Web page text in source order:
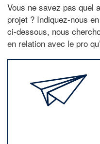
Vous ne savez pas quel
projet ? Indiquez-nous
ci-dessous, nous
en relation avec le pro